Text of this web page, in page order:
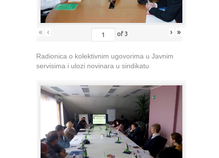
« ‹ of 3 › »
Radionica o kolektivnim ugovorima u Javnim
servisima i ulozi novinara u sindikatu